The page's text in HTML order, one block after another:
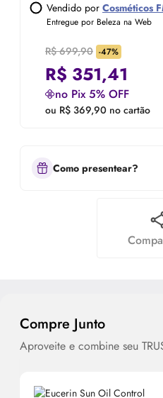
Vendido por Cosméticos
Entregue por Beleza na Web
R$ 699,90 -47%
R$ 351,41
no Pix 5% OFF
ou R$ 369,90 no cartão
Como presentear?
Compre Junto
Aproveite e combine seu